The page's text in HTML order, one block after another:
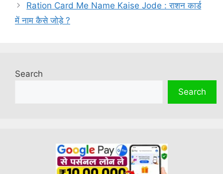
Ration Card Me Name Kaise Jode : राशन कार्ड
में नाम कैसे जोड़े ?
Search
Search